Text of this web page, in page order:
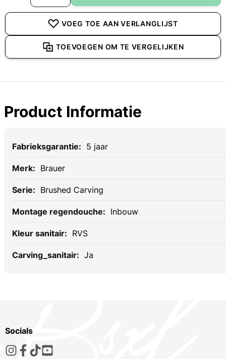
VOEG TOE AAN VERLANGLIJST
TOEVOEGEN OM TE VERGELIJKEN
Product Informatie
Specificaties
5 jaar
Brauer
Brushed Carving
Inbouw
RVS
Ja
Socials